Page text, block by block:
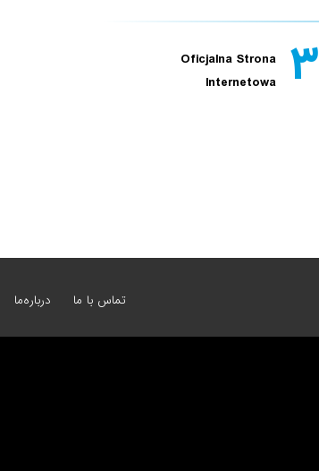
۳
Oficjalna Strona
Internetowa
تماس با ما درباره‌ما